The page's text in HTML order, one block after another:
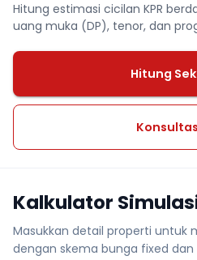
Hitung estimasi cicilan KPR
uang muka (DP), tenor, dan
Hitung
Kalkulator Simulasi
Masukkan detail properti untuk
dengan skema bunga fixed